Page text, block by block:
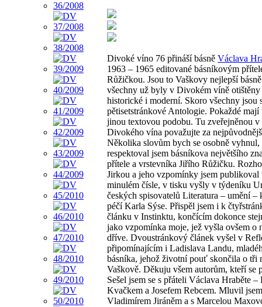
Divoké víno 76 přináší básně Václava
1963 – 1965 editované básníkovým
Růžičkou. Jsou to Vaškovy nejlepší
všechny už byly v Divokém víně otištěny
historické i moderní. Skoro všechny jsou
pětisetstránkové Antologie. Pokaždé mají
jinou textovou podobu. Tu zveřejněnou v
Divokého vína považujte za
Několika slovům bych se osobně vyhnul,
respektoval jsem básníkova největšího
přítele a vrstevníka Jiřího Růžičku.
Jirkou a jeho vzpomínky jsem publikoval
minulém čísle, v tisku vyšly v týdeníku
českých spisovatelů Literatura – umění –
péčí Karla Sýse. Přispěl jsem i k
článku v Instinktu, končícím dokonce
jako vzpomínka moje, jež vyšla ovšem o
dříve. Dvoustránkový článek vyšel v
připomínajícím i Ladislava Landu,
básníka, jehož životní pouť skončila o tři
Vaškově. Děkuju všem autorům, kteří se
Sešel jsem se s přáteli Václava Hraběte –
Kvačkem a Josefem Rebcem. Mluvil
Vladimírem Jiráněm a s Marcelou